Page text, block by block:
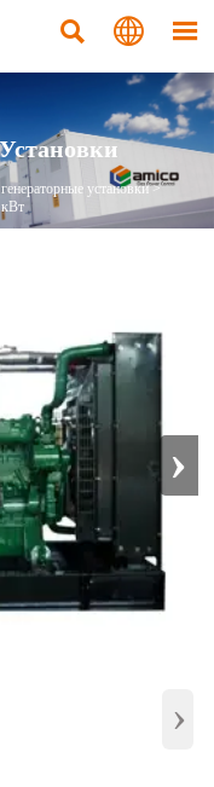
  
установки>
›
›